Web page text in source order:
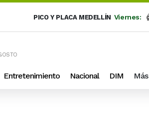
PICO Y PLACA MEDELLÍN Viernes:
Entretenimiento Nacional DIM Más